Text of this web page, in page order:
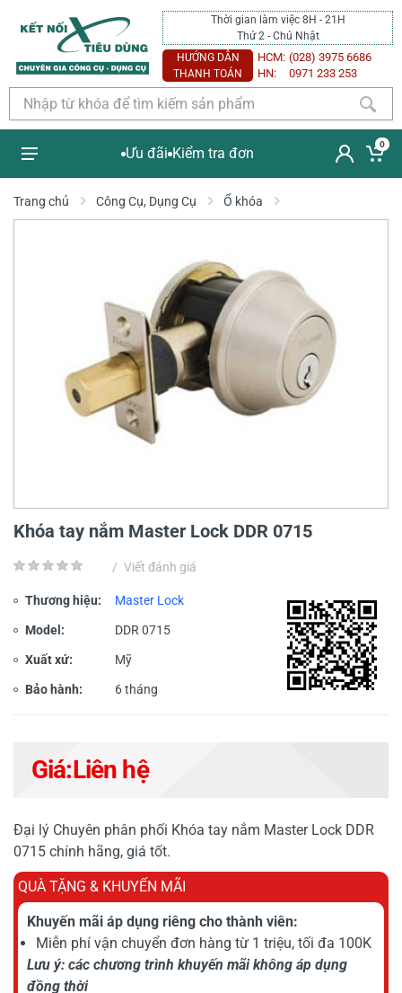
Thời gian làm việc 8H - 21H
Thứ 2 - Chủ Nhật
HƯỚNG DẪN
THANH TOÁN
HCM: (028) 3975 6686
HN:
0971 233 253
Ưu đãi Kiểm tra đơn
0
Trang chủ Công Cụ, Dụng Cụ Ổ khóa
Khóa tay nắm Master Lock DDR 0715
/ Viết đánh giá
Thương hiệu: Master Lock
Model: DDR 0715
Xuất xứ: Mỹ
Bảo hành: 6 tháng
Giá:Liên hệ
Đại lý Chuyên phân phối Khóa tay nắm Master Lock DDR
0715 chính hãng, giá tốt.
QUÀ TẶNG & KHUYẾN MÃI
Khuyến mãi áp dụng riêng cho thành viên:
Miễn phí vận chuyển đơn hàng từ 1 triệu, tối đa 100K
Lưu ý: các chương trình khuyến mãi không áp dụng
đồng thời